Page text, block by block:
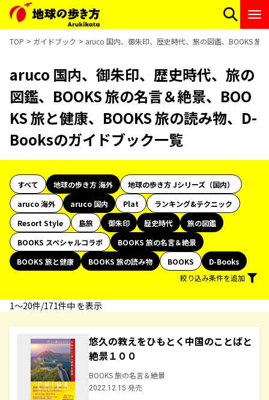
TOP ガイドブック aruco 国内、御朱印、歴史時代、旅の図鑑、BOOKS 旅
aruco 国内、御朱印、歴史時代、旅の
図鑑、BOOKS 旅の名言＆絶景、BOO
KS 旅と健康、BOOKS 旅の読み物、D-
Booksのガイドブック一覧
すべて 地球の歩き方 海外
地球の歩き方 Jシリーズ（国内）
aruco 海外
aruco 国内 Plat
ランキング&テクニック
Resort Style
島旅 御朱印 歴史時代
旅の図鑑
BOOKS スペシャルコラボ
BOOKS 旅の名言＆絶景
BOOKS 旅と健康
BOOKS 旅の読み物 BOOKS
D-Books
絞り込み条件を追加
1〜20件/171件中 を表示
悠久の教えをひもとく中国のことばと
絶景１００
BOOKS 旅の名言＆絶景
2022.12.15 発売